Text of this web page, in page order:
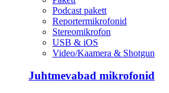
Podcast pakett
Reportermikrofonid
Stereomikrofon
USB & iOS
Video/Kaamera & Shotgun
Juhtmevabad mikrofonid